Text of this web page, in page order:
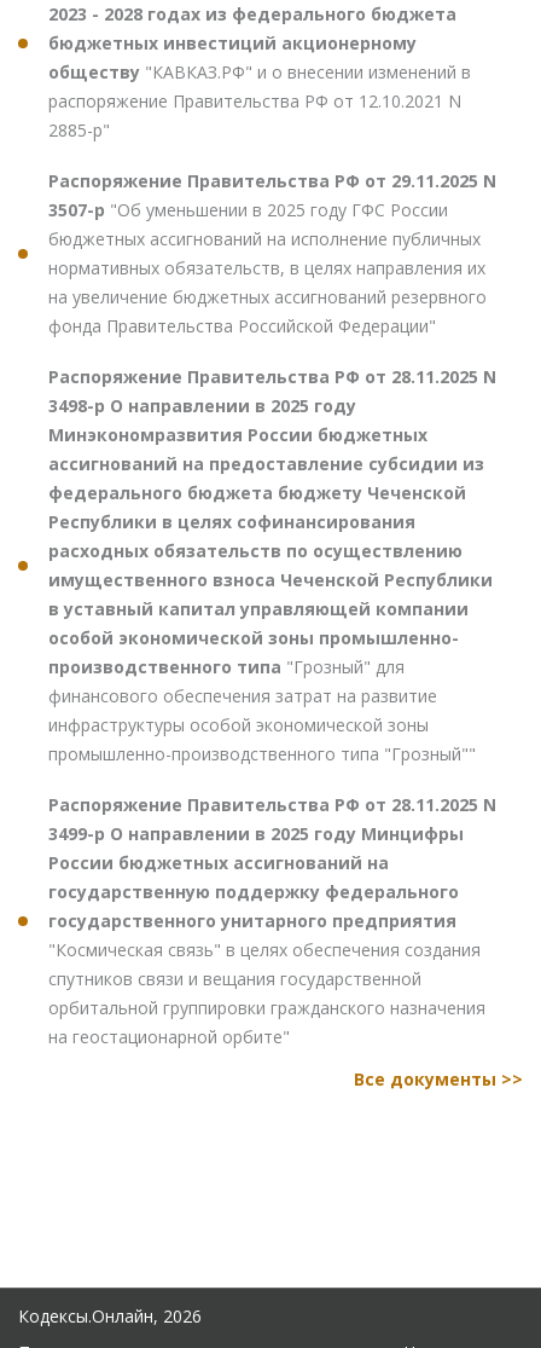
2023 - 2028 годах из федерального бюджета
бюджетных инвестиций акционерному
обществу "КАВКАЗ.РФ" и о внесении изменений в
распоряжение Правительства РФ от 12.10.2021 N
2885-р"
Распоряжение Правительства РФ от 29.11.2025 N
3507-р "Об уменьшении в 2025 году ГФС России
бюджетных ассигнований на исполнение публичных
нормативных обязательств, в целях направления их
на увеличение бюджетных ассигнований резервного
фонда Правительства Российской Федерации"
Распоряжение Правительства РФ от 28.11.2025 N
3498-р О направлении в 2025 году
Минэкономразвития России бюджетных
ассигнований на предоставление субсидии из
федерального бюджета бюджету Чеченской
Республики в целях софинансирования
расходных обязательств по осуществлению
имущественного взноса Чеченской Республики
в уставный капитал управляющей компании
особой экономической зоны промышленно-
производственного типа "Грозный" для
финансового обеспечения затрат на развитие
инфраструктуры особой экономической зоны
промышленно-производственного типа "Грозный""
Распоряжение Правительства РФ от 28.11.2025 N
3499-р О направлении в 2025 году Минцифры
России бюджетных ассигнований на
государственную поддержку федерального
государственного унитарного предприятия
"Космическая связь" в целях обеспечения создания
спутников связи и вещания государственной
орбитальной группировки гражданского назначения
на геостационарной орбите"
Все документы >>
Кодексы.Онлайн, 2026